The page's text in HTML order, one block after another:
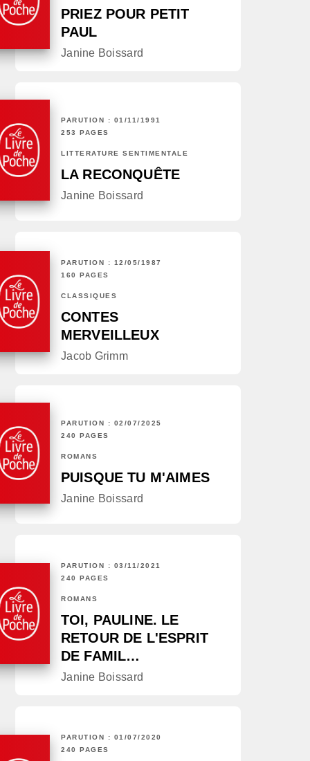
PRIEZ POUR PETIT
PAUL
Janine Boissard
PARUTION : 01/11/1991
253 PAGES
LITTÉRATURE SENTIMENTALE
LA RECONQUÊTE
Janine Boissard
PARUTION : 12/05/1987
160 PAGES
CLASSIQUES
CONTES
MERVEILLEUX
Jacob Grimm
PARUTION : 02/07/2025
240 PAGES
ROMANS
PUISQUE TU M'AIMES
Janine Boissard
PARUTION : 03/11/2021
240 PAGES
ROMANS
TOI, PAULINE. LE
RETOUR DE L'ESPRIT
DE FAMIL…
Janine Boissard
PARUTION : 01/07/2020
240 PAGES